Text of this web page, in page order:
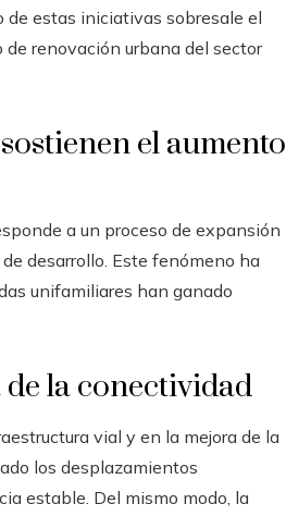
estas iniciativas sobresale el
renovación urbana del sector
el aumento
a un proceso de expansión
desarrollo. Este fenómeno ha
unifamiliares han ganado
la conectividad
vial y en la mejora de la
los desplazamientos
estable. Del mismo modo, la